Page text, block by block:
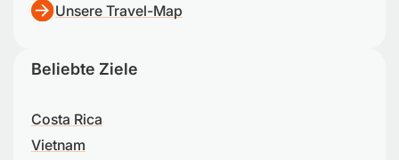
Unsere Travel-Map
Beliebte Ziele
Costa Rica
Vietnam